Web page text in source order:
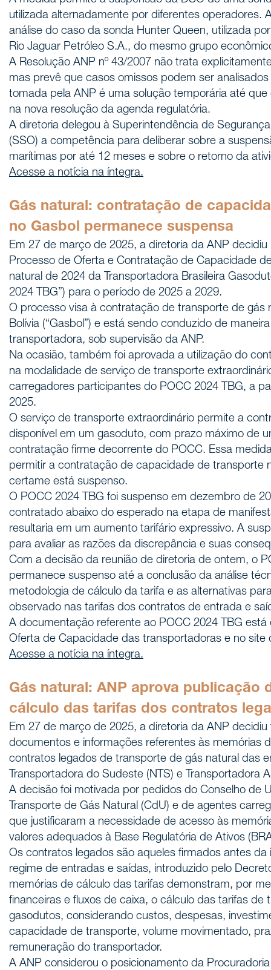
utilizada alternadamente por diferentes operadores.
análise do caso da sonda Hunter Queen, utilizada
Rio Jaguar Petróleo S.A., do mesmo grupo
A Resolução ANP nº 43/2007 não trata
mas prevê que casos omissos podem ser analisados
tomada pela ANP é uma solução temporária até que
na nova resolução da agenda regulatória.
A diretoria delegou à Superintendência de
(SSO) a competência para deliberar sobre a
marítimas por até 12 meses e sobre o retorno da
Acesse a notícia na íntegra.
Gás natural: contratação de
no Gasbol permanece suspensa
Em 27 de março de 2025, a diretoria da ANP
Processo de Oferta e Contratação de Capacidade
natural de 2024 da Transportadora Brasileira
2024 TBG”) para o período de 2025 a 2029.
O processo visa à contratação de transporte de gás
Bolívia (“Gasbol”) e está sendo conduzido de
transportadora, sob supervisão da ANP.
Na ocasião, também foi aprovada a utilização do
na modalidade de serviço de transporte
carregadores participantes do POCC 2024 TBG, a
2025.
O serviço de transporte extraordinário permite a
disponível em um gasoduto, com prazo máximo de
contratação firme decorrente do POCC. Essa
permitir a contratação de capacidade de transporte
certame está suspenso.
O POCC 2024 TBG foi suspenso em dezembro de
contratado abaixo do esperado na etapa de
resultaria em um aumento tarifário expressivo. A
para avaliar as razões da discrepância e suas
Com a decisão da reunião de diretoria de ontem, o
permanece suspenso até a conclusão da análise
metodologia de cálculo da tarifa e as alternativas
observado nas tarifas dos contratos de entrada e
A documentação referente ao POCC 2024 TBG está
Oferta de Capacidade das transportadoras e no site
Acesse a notícia na íntegra.
Gás natural: ANP aprova publicação
cálculo das tarifas dos contratos
Em 27 de março de 2025, a diretoria da ANP
documentos e informações referentes às memórias
contratos legados de transporte de gás natural das
Transportadora do Sudeste (NTS) e Transportadora
A decisão foi motivada por pedidos do Conselho de
Transporte de Gás Natural (CdU) e de agentes
que justificaram a necessidade de acesso às
valores adequados à Base Regulatória de Ativos
Os contratos legados são aqueles firmados antes
regime de entradas e saídas, introduzido pelo
memórias de cálculo das tarifas demonstram, por
financeiras e fluxos de caixa, o cálculo das tarifas de
gasodutos, considerando custos, despesas,
capacidade de transporte, volume movimentado,
remuneração do transportador.
A ANP considerou o posicionamento da